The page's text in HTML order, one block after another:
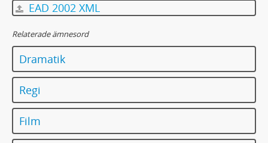
EAD 2002 XML
Relaterade ämnesord
Dramatik
Regi
Film